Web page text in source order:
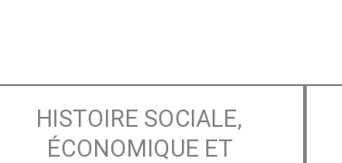
HISTOIRE SOCIALE,
ÉCONOMIQUE ET